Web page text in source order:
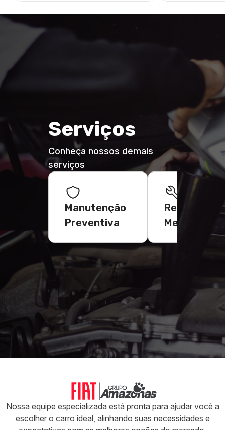
Serviços
Conheça nossos demais
serviços
Manutenção
Preventiva
Reparos
Mecânicas
Nossa equipe especializada está pronta para ajudar você a
escolher o carro ideal, alinhando suas necessidades e